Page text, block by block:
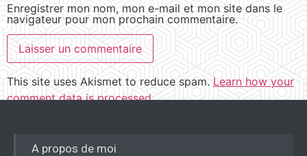
Enregistrer mon nom, mon e-mail et mon site dans le
navigateur pour mon prochain commentaire.
This site uses Akismet to reduce spam. Learn how your
comment data is processed.
A propos de moi